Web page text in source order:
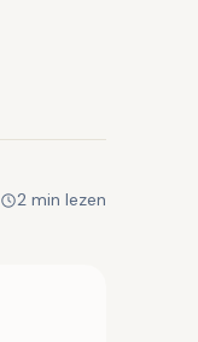
2 min lezen